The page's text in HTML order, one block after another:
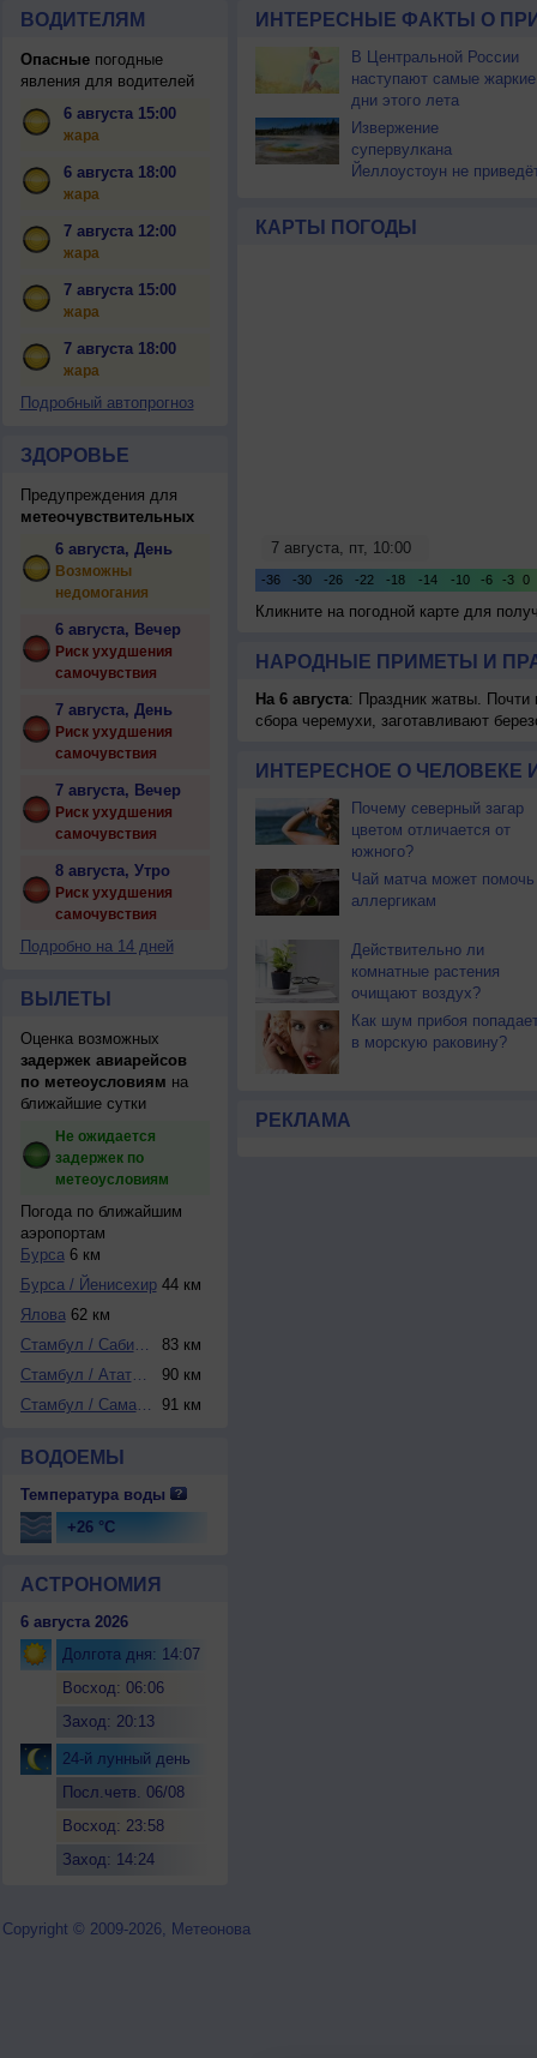
ВОДИТЕЛЯМ
Опасныепогодные
явления для водителей
6 августа 15:00
жара
6 августа 18:00
жара
7 августа 12:00
жара
7 августа 15:00
жара
7 августа 18:00
жара
Подробный автопрогноз
ЗДОРОВЬЕ
Предупреждения для
метеочувствительных
6 августа, День
Возможны
недомогания
6 августа, Вечер
Риск ухудшения
самочувствия
7 августа, День
Риск ухудшения
самочувствия
7 августа, Вечер
Риск ухудшения
самочувствия
8 августа, Утро
Риск ухудшения
самочувствия
Подробно на 14 дней
ВЫЛЕТЫ
Оценка возможных
задержек авиарейсов
по метеоусловиям на
ближайшие сутки
Не ожидается
задержек по
метеоусловиям
Погода по ближайшим
аэропортам
Бурса6 км
Бурса / Йенисехир44 км
Ялова62 км
Стамбул / Сабиха-...
83 км
Стамбул / Ататюрк
90 км
Стамбул / Саманди...
91 км
ВОДОЕМЫ
Температура воды
+26 °C
АСТРОНОМИЯ
6 августа 2026
Долгота дня: 14:07
Восход: 06:06
Заход: 20:13
24-й лунный день
Посл.четв. 06/08
Восход: 23:58
Заход: 14:24
ИНТЕРЕСНЫЕ ФАКТЫ О
В Центральной России
наступают самые жаркие
дни этого лета
Извержение
супервулкана
Йеллоустоун не
КАРТЫ ПОГОДЫ
Кликните на погодной карте для
НАРОДНЫЕ ПРИМЕТЫ И
На 6 августа: Праздник жатвы. Почти
сбора черемухи, заготавливают
ИНТЕРЕСНОЕ О ЧЕЛОВЕКЕ
Почему северный загар
цветом отличается от
южного?
Чай матча может помочь
аллергикам
Действительно ли
комнатные растения
очищают воздух?
Как шум прибоя
в морскую раковину?
РЕКЛАМА
Copyright © 2009-2026, Метеонова